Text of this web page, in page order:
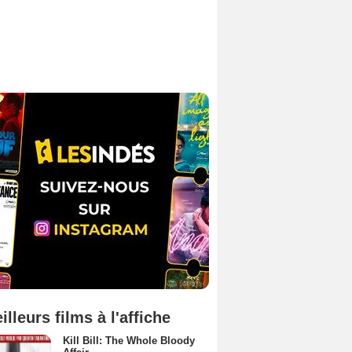
films à l'affiche
Kill Bill: The Whole Bloody